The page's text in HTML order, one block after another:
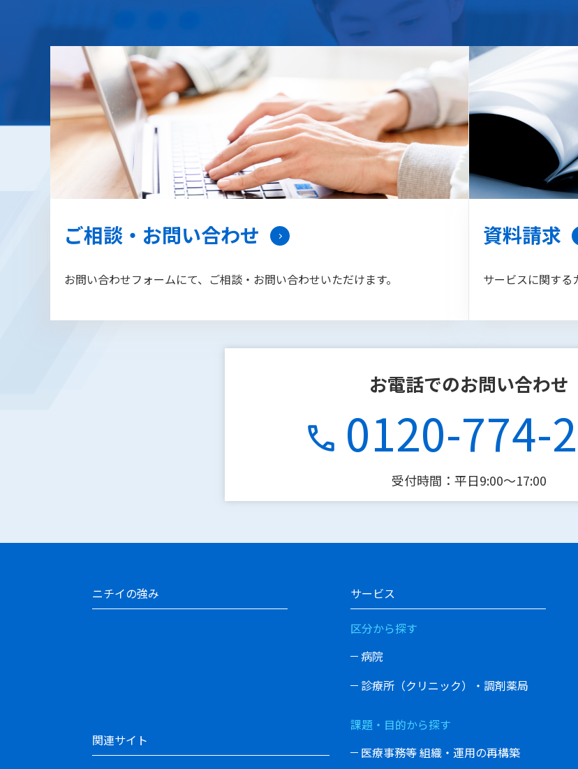
ご相談・お問い合わせ
お問い合わせフォームにて、ご相談・お問い合わせいただけます。
資料請求
サービスに関する
お電話でのお問い合わせ
0120-774-
受付時間：平日9:00〜17:00
ニチイの強み
関連サイト
サービス
区分から探す
病院
診療所（クリニック）・調剤薬局
課題・目的から探す
医療事務等 組織・運用の再構築